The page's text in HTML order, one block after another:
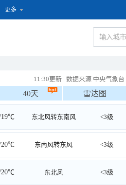
更多
11:30更新 | 数据来源 中央气象台
40天 雷达图
19℃ 东北风转东南风 <3级
20℃ 东南风转东风 <3级
20℃ 东北风 <3级